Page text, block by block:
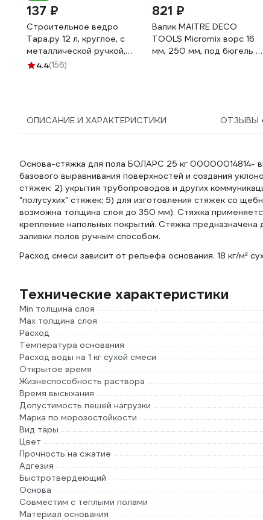
137 ₽
Строительное ведро
Тара.ру 12 л, круглое, с
металлической ручкой,
черное 26238
4.4(156)
821 ₽
Валик MAITRE DECO
TOOLS Micromix ворс 16
мм, 250 мм, под бюгель 8
ОПИСАНИЕ И ХАРАКТЕРИСТИКИ ОТЗЫВЫ
Основа-стяжка для пола БОЛАРС 25 кг 00000014814-
базового выравнивания поверхностей и создания
стяжек; 2) укрытия трубопроводов и других
"полусухих" стяжек; 5) для изготовления стяжек со
возможна толщина слоя до 350 мм). Стяжка
крепление напольных покрытий. Стяжка
заливки полов ручным способом.
Расход смеси зависит от рельефа основания. 18 кг/м²
Технические характеристики
Min толщина слоя
Max толщина слоя
Расход
Температура основания
Расход воды на 1 кг сухой смеси
Открытое время
Жизнеспособность раствора
Время высыхания
Допустимость пешей нагрузки
Марка по морозостойкости
Вид тары
Цвет
Прочность на сжатие
Адгезия
Быстротвердеющий
Основа
Совместим с теплыми полами
Материал основания